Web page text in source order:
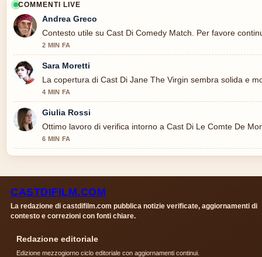
COMMENTI LIVE
Andrea Greco
Contesto utile su Cast Di Comedy Match. Per favore
2 MIN FA
Sara Moretti
La copertura di Cast Di Jane The Virgin sembra solida e
4 MIN FA
Giulia Rossi
Ottimo lavoro di verifica intorno a Cast Di Le Comte De
6 MIN FA
CASTDIFILM.COM
La redazione di castdifilm.com pubblica notizie verificate, aggiornamenti di
contesto e correzioni con fonti chiare.
Redazione editoriale
Edizione mezzogiorno ciclo editoriale con aggiornamenti continui.